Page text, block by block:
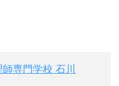
師専門学校 石川